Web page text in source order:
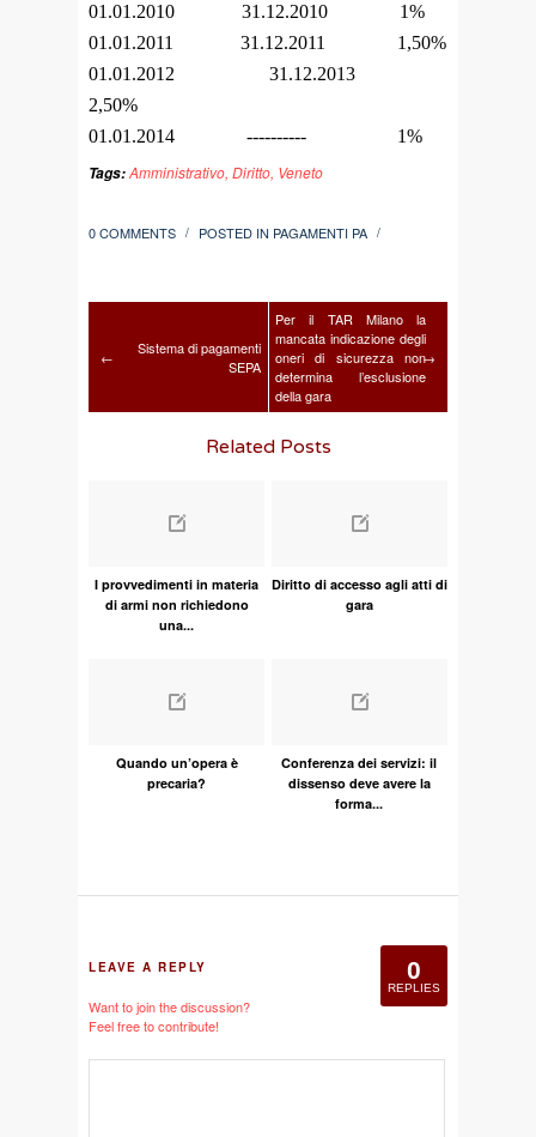
01.01.2010 31.12.2010 1%
01.01.2011 31.12.2011 1,50%
01.01.2012 31.12.2013
2,50%
01.01.2014 ---------- 1%
Tags:Amministrativo, Diritto, Veneto
0 COMMENTS / POSTED IN PAGAMENTI PA /
←
Sistema di pagamenti
SEPA
Per il TAR Milano la
mancata indicazione degli
oneri di sicurezza non
determina l’esclusione
della gara
→
Related Posts
I provvedimenti in materia
di armi non richiedono
una...
Diritto di accesso agli atti di
gara
Quando un’opera è
precaria?
Conferenza dei servizi: il
dissenso deve avere la
forma...
0
REPLIES
LEAVE A REPLY
Want to join the discussion?
Feel free to contribute!